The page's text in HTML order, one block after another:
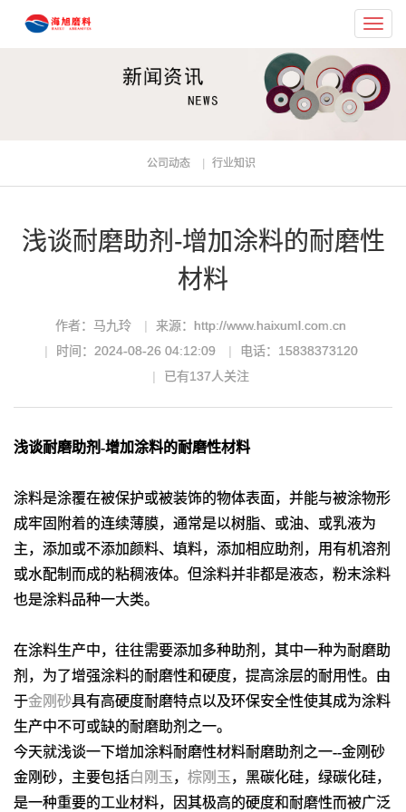
公司动态 行业知识
浅谈耐磨助剂-增加涂料的耐磨性
材料
作者：马九玲
来源：http://www.haixuml.com.cn
时间：2024-08-26 04:12:09
电话：15838373120
已有137人关注
浅谈耐磨助剂-增加涂料的耐磨性材料
涂料是涂覆在被保护或被装饰的物体表面，并能与被涂物形
成牢固附着的连续薄膜，通常是以树脂、或油、或乳液为
主，添加或不添加颜料、填料，添加相应助剂，用有机溶剂
或水配制而成的粘稠液体。但涂料并非都是液态，粉末涂料
也是涂料品种一大类。
在涂料生产中，往往需要添加多种助剂，其中一种为耐磨助
剂，为了增强涂料的耐磨性和硬度，提高涂层的耐用性。由
于金刚砂具有高硬度耐磨特点以及环保安全性使其成为涂料
生产中不可或缺的耐磨助剂之一。
今天就浅谈一下增加涂料耐磨性材料耐磨助剂之一--金刚砂‌
金刚砂，主要包括白刚玉 ， 棕刚玉 ，黑碳化硅，绿碳化硅，
是一种重要的工业材料，因其极高的硬度和耐磨性而被广泛